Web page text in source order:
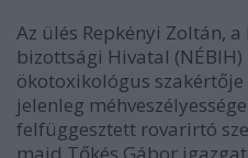
Az ülés Repkényi Zoltán,
bizottsági Hivatal
ökotoxikológus szakértője
jelenleg
felfüggesztett rovarirtó
majd Tőkés Gábor